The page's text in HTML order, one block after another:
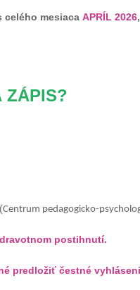
celého mesiaca APRÍL 2026,
ZÁPIS?
(Centrum pedagogicko-
postihnutí.
predložiť čestné